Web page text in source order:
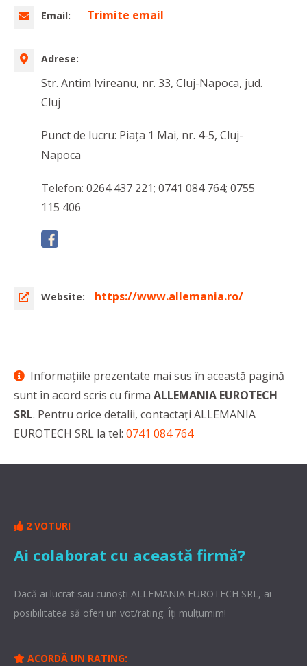
Email: Trimite email
Adrese:
Str. Antim Ivireanu, nr. 33, Cluj-Napoca, jud.
Cluj
Punct de lucru: Piața 1 Mai, nr. 4-5, Cluj-
Napoca
Telefon: 0264 437 221; 0741 084 764; 0755
115 406
Website: https://www.allemania.ro/
Informaţiile prezentate mai sus în această pagină
sunt în acord scris cu firma ALLEMANIA EUROTECH
SRL. Pentru orice detalii, contactaţi ALLEMANIA
EUROTECH SRL la tel: 0741 084 764
2 VOTURI
Ai colaborat cu această firmă?
Dacă ai lucrat sau cunoşti ALLEMANIA EUROTECH SRL, ai
posibilitatea să oferi un vot/rating. Îți mulțumim!
ACORDĂ UN RATING: